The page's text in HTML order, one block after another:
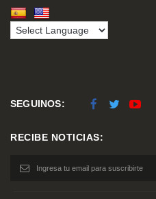
SEGUINOS:
RECIBE NOTICIAS: